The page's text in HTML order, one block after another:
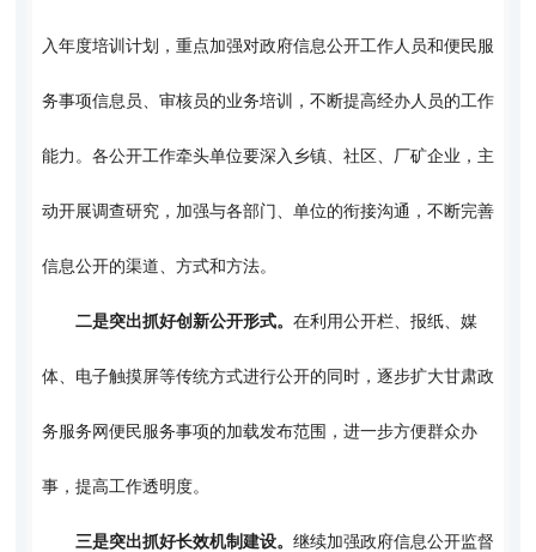
入年度培训计划，重点加强对政府信息公开工作人员和便民服
务事项信息员、审核员的业务培训，不断提高经办人员的工作
能力。各公开工作牵头单位要深入乡镇、社区、厂矿企业，主
动开展调查研究，加强与各部门、单位的衔接沟通，不断完善
信息公开的渠道、方式和方法。
二是突出抓好创新公开形式。 在利用公开栏、报纸、媒
体、电子触摸屏等传统方式进行公开的同时，逐步扩大甘肃政
务服务网便民服务事项的加载发布范围，进一步方便群众办
事，提高工作透明度。
三是突出抓好长效机制建设。 继续加强政府信息公开监督